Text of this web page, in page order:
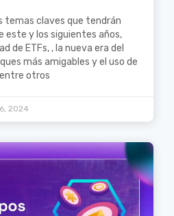
temas claves que tendrán
este y los siguientes años,
de ETFs, , la nueva era del
más amigables y el uso de
otros
2024